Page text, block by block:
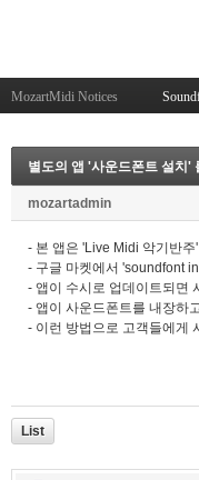
MozartMidi Notices
별도의 앱 '사운드폰트 설치'
mozartadmin
- 본 앱은 'Live Midi 악기반
- 구글 마켓에서 'soundfont
- 앱이 수시로 업데이트되면
- 앱이 사운드폰트를 내장하
- 이런 방법으로 고객들에게
List